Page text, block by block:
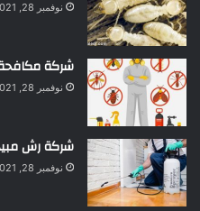
نوفمبر 28, 2021
شركة مكافحة
نوفمبر 28, 2021
شركة رش
نوفمبر 28, 2021